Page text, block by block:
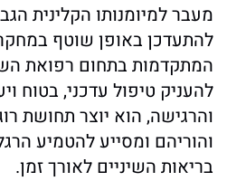
מעבר למיומנותו הקלינית
להתעדכן באופן שוטף
המתקדמות בתחום רפואת
להעניק טיפול עדכני, בטוח
והרגישה, הוא יוצר תחושת
והוריהם ומסייע להטמיע
בריאות השיניים לאורך זמן.